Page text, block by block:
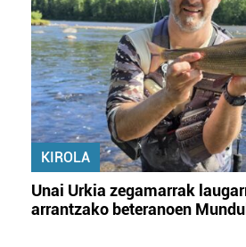
KIROLA
Unai Urkia zegamarrak
arrantzako beteranoen